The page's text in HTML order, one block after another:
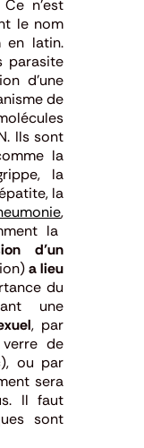
n’est
le nom
en latin.
parasite
d’une
de
Ils sont
la
la
la
,
la
d’un
)a lieu
du
une
, par
de
ou par
sera
Il faut
sont